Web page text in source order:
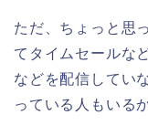
ただ、ちょっと思
てタイムセールな
などを配信してい
っている人もいる